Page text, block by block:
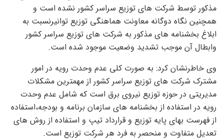
مذکور توسط شرکت های توزیع سراسر کشور نشده است و
همچنین نگاه دوگانه معاونت هماهنگی توزیع توانیرنسبت به
ابلاغ بخشنامه های مذکور به شرکت های توزیع سراسر کشور
وابطال آن موجب تشدید وضعیت موجود شده است.
وی خاطرنشان کرد: به صورت کلی عدم وحدت رویه در امور
مشترک شرکت های توزیع سراسر کشور از مهمترین مشکلات
مدیریتی در حوزه توزیع نیروی برق است که شامل عدم وحدت
رویه در استفاده از بخشنامه های سازمان برنامه و بودجه،استفاده
از فهرست بهای پایه توزیع و قرارداد تیپ و استفاده از روش های
تعدیل متفاوت و منحصر به فرد هر شرکت توزیع است.